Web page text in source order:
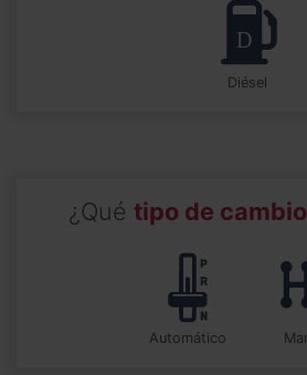
Diésel
¿Qué tipo de cambio
automático